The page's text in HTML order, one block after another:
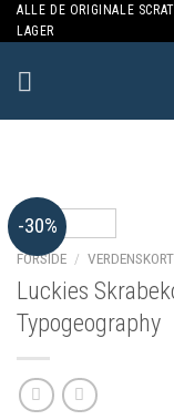
Skip
to
content
ALLE DE ORIGINALE
LAGER
-30%
FORSIDE / VERDENSKORT
Luckies
Typogeography